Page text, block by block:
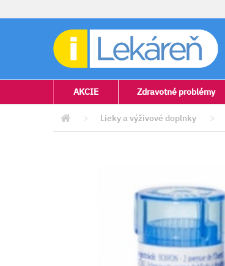
AKCIE Zdravotné problémy
> Lieky a výživové doplnky >